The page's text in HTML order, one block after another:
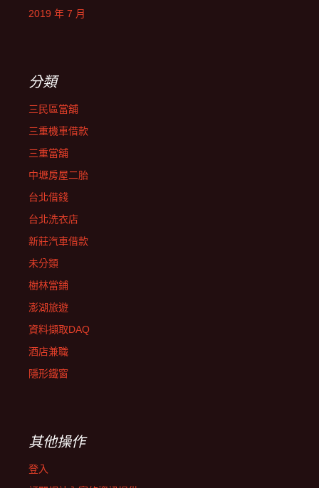
2019 年 7 月
分類
三民區當舖
三重機車借款
三重當舖
中壢房屋二胎
台北借錢
台北洗衣店
新莊汽車借款
未分類
樹林當鋪
澎湖旅遊
資料擷取DAQ
酒店兼職
隱形鐵窗
其他操作
登入